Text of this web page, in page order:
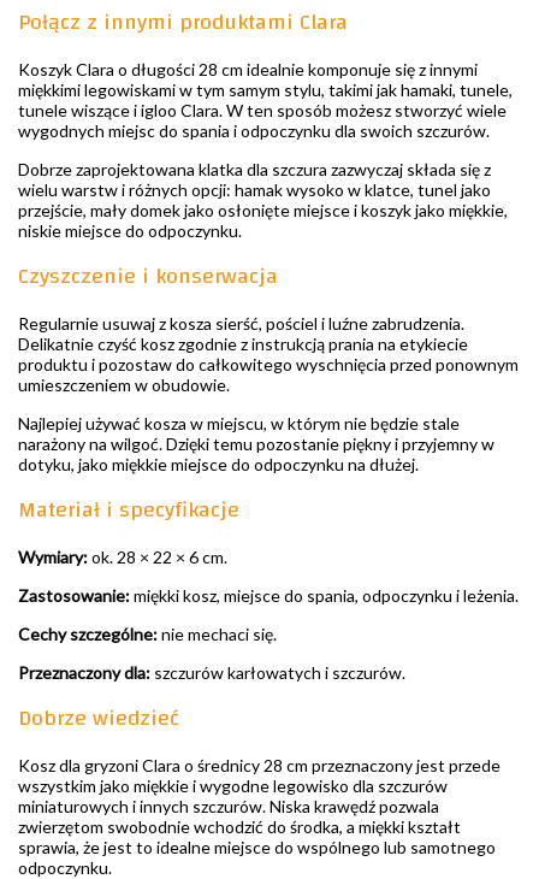
Połącz z innymi produktami Clara
Koszyk Clara o długości 28 cm idealnie komponuje się z innymi
miękkimi legowiskami w tym samym stylu, takimi jak hamaki, tunele,
tunele wiszące i igloo Clara. W ten sposób możesz stworzyć wiele
wygodnych miejsc do spania i odpoczynku dla swoich szczurów.
Dobrze zaprojektowana klatka dla szczura zazwyczaj składa się z
wielu warstw i różnych opcji: hamak wysoko w klatce, tunel jako
przejście, mały domek jako osłonięte miejsce i koszyk jako miękkie,
niskie miejsce do odpoczynku.
Czyszczenie i konserwacja
Regularnie usuwaj z kosza sierść, pościel i luźne zabrudzenia.
Delikatnie czyść kosz zgodnie z instrukcją prania na etykiecie
produktu i pozostaw do całkowitego wyschnięcia przed ponownym
umieszczeniem w obudowie.
Najlepiej używać kosza w miejscu, w którym nie będzie stale
narażony na wilgoć. Dzięki temu pozostanie piękny i przyjemny w
dotyku, jako miękkie miejsce do odpoczynku na dłużej.
Materiał i specyfikacje
Wymiary:ok. 28 × 22 × 6 cm.
Zastosowanie:miękki kosz, miejsce do spania, odpoczynku i leżenia.
Cechy szczególne:nie mechaci się.
Przeznaczony dla: szczurów karłowatych i szczurów.
Dobrze wiedzieć
Kosz dla gryzoni Clara o średnicy 28 cm przeznaczony jest przede
wszystkim jako miękkie i wygodne legowisko dla szczurów
miniaturowych i innych szczurów. Niska krawędź pozwala
zwierzętom swobodnie wchodzić do środka, a miękki kształt
sprawia, że jest to idealne miejsce do wspólnego lub samotnego
odpoczynku.